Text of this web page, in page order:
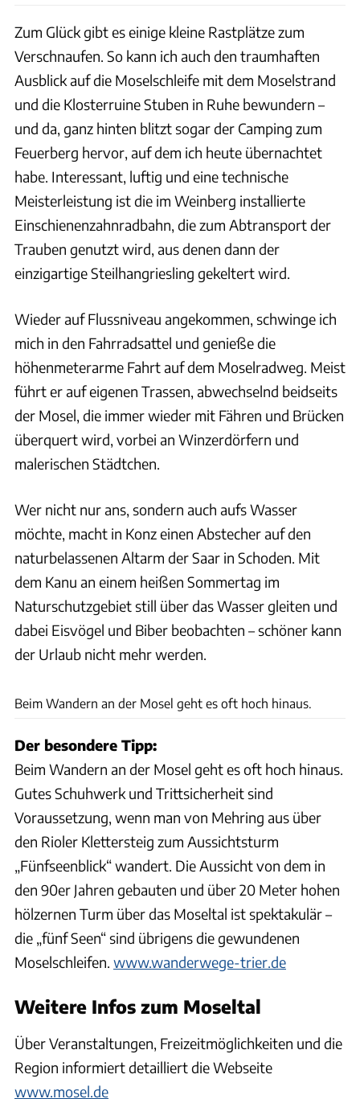
Zum Glück gibt es einige kleine Rastplätze zum
Verschnaufen. So kann ich auch den traumhaften
Ausblick auf die Moselschleife mit dem Moselstrand
und die Klosterruine Stuben in Ruhe bewundern –
und da, ganz hinten blitzt sogar der Camping zum
Feuerberg hervor, auf dem ich heute übernachtet
habe. Interessant, luftig und eine technische
Meisterleistung ist die im Weinberg installierte
Einschienenzahnradbahn, die zum Abtransport der
Trauben genutzt wird, aus denen dann der
einzigartige Steilhangriesling gekeltert wird.
Wieder auf Flussniveau angekommen, schwinge ich
mich in den Fahrradsattel und genieße die
höhenmeterarme Fahrt auf dem Moselradweg. Meist
führt er auf eigenen Trassen, abwechselnd beidseits
der Mosel, die immer wieder mit Fähren und Brücken
überquert wird, vorbei an Winzerdörfern und
malerischen Städtchen.
Wer nicht nur ans, sondern auch aufs Wasser
möchte, macht in Konz einen Abstecher auf den
naturbelassenen Altarm der Saar in Schoden. Mit
dem Kanu an einem heißen Sommertag im
Naturschutzgebiet still über das Wasser gleiten und
dabei Eisvögel und Biber beobachten – schöner kann
der Urlaub nicht mehr werden.
Beim Wandern an der Mosel geht es oft hoch hinaus.
Der besondere Tipp:
Beim Wandern an der Mosel geht es oft hoch hinaus.
Gutes Schuhwerk und Trittsicherheit sind
Voraussetzung, wenn man von Mehring aus über
den Rioler Klettersteig zum Aussichtsturm
„Fünfseenblick“ wandert. Die Aussicht von dem in
den 90er Jahren gebauten und über 20 Meter hohen
hölzernen Turm über das Moseltal ist spektakulär –
die „fünf Seen“ sind übrigens die gewundenen
Moselschleifen. www.wanderwege-trier.de
Weitere Infos zum Moseltal
Über Veranstaltungen, Freizeitmöglichkeiten und die
Region informiert detailliert die Webseite
www.mosel.de